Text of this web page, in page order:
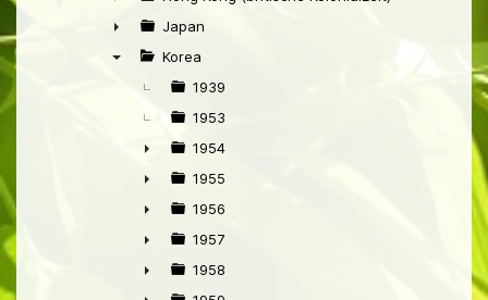
►
►
Japan
Korea
1939
1953
►
1954
►
1955
►
1956
►
1957
1958